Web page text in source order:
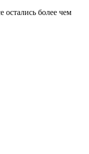
остались более чем